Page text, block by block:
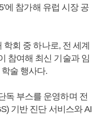
에 참가해 유럽 시장 공
학회 중 하나로, 전 세계
참여해 최신 기술과 임
술 행사다.
독 부스를 운영하며 전
기반 진단 서비스와 AI